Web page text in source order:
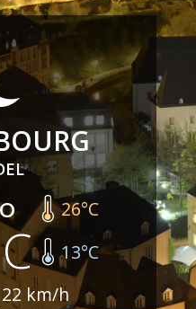
26°C
13°C
22 km/h